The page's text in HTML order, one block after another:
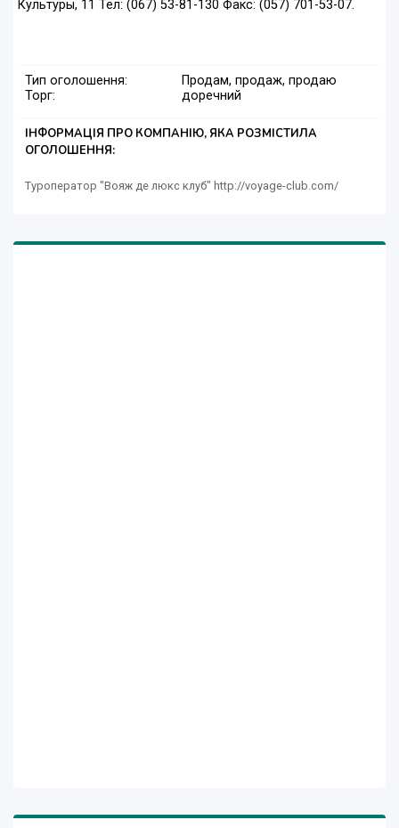
Культуры, 11 Тел: (067) 53-81-130 Факс: (057) 701-53-07.
Тип оголошення:
Продам, продаж, продаю
Торг:
доречний
ІНФОРМАЦІЯ ПРО КОМПАНІЮ, ЯКА РОЗМІСТИЛА
ОГОЛОШЕННЯ:
Туроператор "Вояж де люкс клуб" http://voyage-club.com/